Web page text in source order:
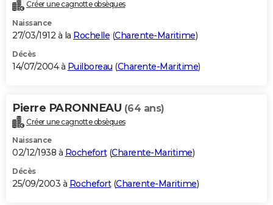
Créer une cagnotte obsèques
Naissance
27/03/1912 à la Rochelle (Charente-Maritime)
Décès
14/07/2004 à Puilboreau (Charente-Maritime)
Pierre PARONNEAU (64 ans)
Créer une cagnotte obsèques
Naissance
02/12/1938 à Rochefort(Charente-Maritime)
Décès
25/09/2003 à Rochefort(Charente-Maritime)